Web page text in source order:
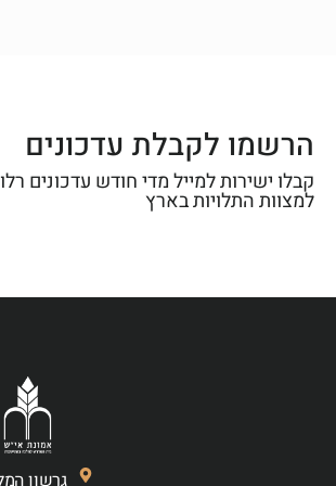
הרשמו לקבלת עדכונים
קבלו ישירות למייל מדי חודש עדכונים
למצוות התלויות בארץ
גרשון